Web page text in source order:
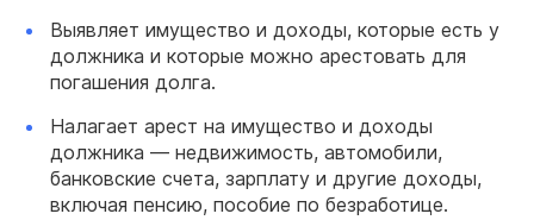
Выявляет имущество и доходы, которые есть у
должника и которые можно арестовать для
погашения долга.
Налагает арест на имущество и доходы
должника — недвижимость, автомобили,
банковские счета, зарплату и другие доходы,
включая пенсию, пособие по безработице.